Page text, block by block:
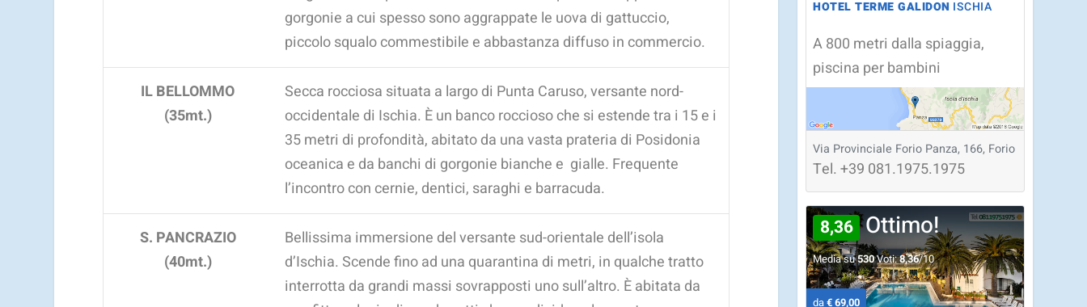
gorgonie a cui spesso sono aggrappate le uova di gattuccio,
piccolo squalo commestibile e abbastanza diffuso in commercio.
IL BELLOMMO
(35mt.)
Secca rocciosa situata a largo di Punta Caruso, versante nord-
occidentale di Ischia. È un banco roccioso che si estende tra i 15 e i
35 metri di profondità, abitato da una vasta prateria di Posidonia
oceanica e da banchi di gorgonie bianche e gialle. Frequente
l’incontro con cernie, dentici, saraghi e barracuda.
S. PANCRAZIO
(40mt.)
Bellissima immersione del versante sud-orientale dell’isola
d’Ischia. Scende fino ad una quarantina di metri, in qualche tratto
interrotta da grandi massi sovrapposti uno sull’altro. È abitata da
HOTEL TERME GALIDON ISCHIA
A 800 metri dalla spiaggia,
piscina per bambini
Via Provinciale Forio Panza, 166, Forio
Tel.+39 081.1975.1975
8,36 Ottimo!
Media su530Voti:8,36/10
da€ 69,00